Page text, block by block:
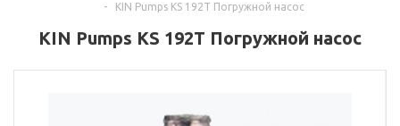
-
KIN Pumps KS 192T Погружной насос
KIN Pumps KS 192T Погружной насос